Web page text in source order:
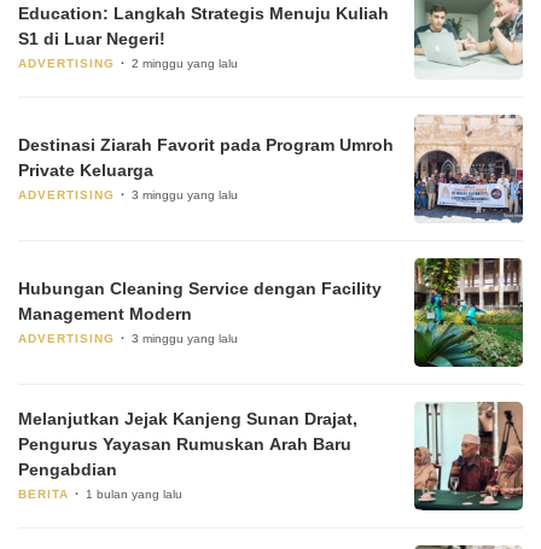
Education: Langkah Strategis Menuju Kuliah
S1 di Luar Negeri!
ADVERTISING 2 minggu yang lalu
Destinasi Ziarah Favorit pada Program Umroh
Private Keluarga
ADVERTISING 3 minggu yang lalu
Hubungan Cleaning Service dengan Facility
Management Modern
ADVERTISING 3 minggu yang lalu
Melanjutkan Jejak Kanjeng Sunan Drajat,
Pengurus Yayasan Rumuskan Arah Baru
Pengabdian
BERITA 1 bulan yang lalu